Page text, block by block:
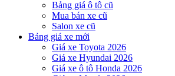
Bảng giá ô tô cũ
Mua bán xe cũ
Salon xe cũ
Bảng giá xe mới
Giá xe Toyota 2026
Giá xe Hyundai 2026
Giá xe ô tô Honda 2026